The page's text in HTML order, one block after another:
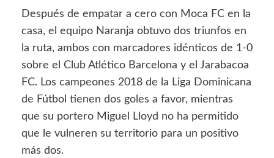
Después de empatar a cero con Moca FC en la
casa, el equipo Naranja obtuvo dos triunfos en
la ruta, ambos con marcadores idénticos de 1-0
sobre el Club Atlético Barcelona y el Jarabacoa
FC. Los campeones 2018 de la Liga Dominicana
de Fútbol tienen dos goles a favor, mientras
que su portero Miguel Lloyd no ha permitido
que le vulneren su territorio para un positivo
más dos.